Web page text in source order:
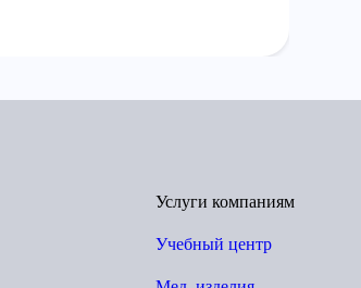
Услуги компаниям
Учебный центр